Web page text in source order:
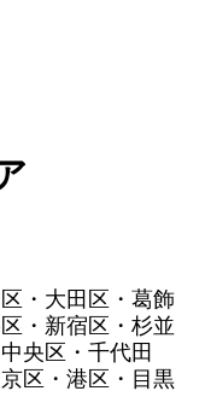
・大田区・葛飾
・新宿区・杉並
央区・千代田
区・港区・目黒